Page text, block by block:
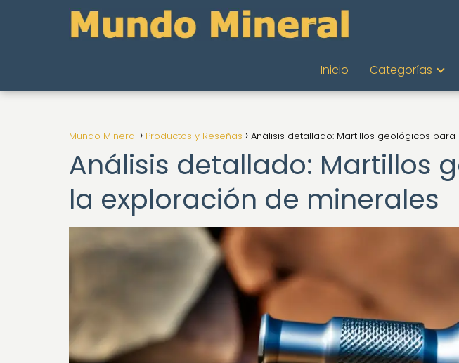
Inicio Categorías
Mundo Mineral Productos y Reseñas Análisis detallado: Martillos geológicos
Análisis detallado: Martillos
la exploración de minerales